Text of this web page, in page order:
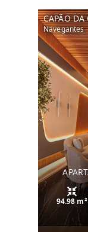
CAPÃO DA
Navegantes
94.98 m²